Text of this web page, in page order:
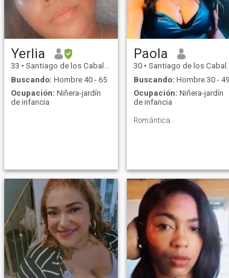
Yerlia
33 • Santiago de los Caballeros, Santiago, Rep. Dominicana
Buscando: Hombre 40 - 65
Ocupación: Niñera-jardín
de infancia
Paola
30 • Santiago de los Caballeros, Santiago, Rep. Dominicana
Buscando: Hombre 30 - 49
Ocupación: Niñera-jardín
de infancia
Romántica